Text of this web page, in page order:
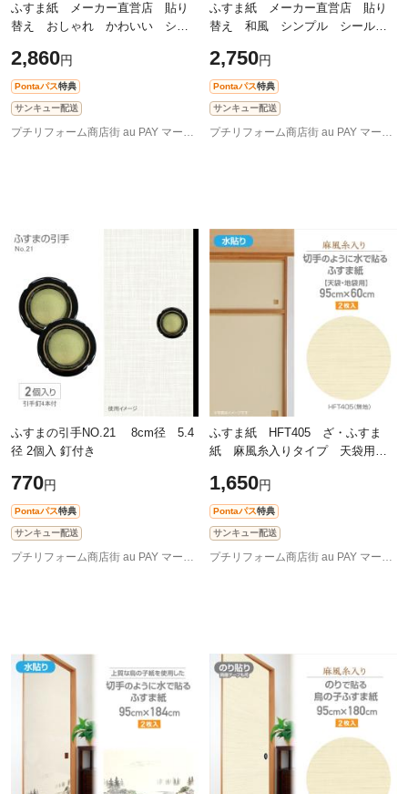
ふすま紙 メーカー直営店 貼り
替え おしゃれ かわいい シー
ル シールタイプのふすま紙
92cm×2m（
2,860円
Pontaパス特典
サンキュー配送
プチリフォーム商店街 au PAY マーケット店
ふすま紙 メーカー直営店 貼り
替え 和風 シンプル シール
94cm×200cm やわらかな淡霞
HFK07
2,750円
Pontaパス特典
サンキュー配送
プチリフォーム商店街 au PAY マーケット店
ふすまの引手NO.21 8cm径 5.4
径 2個入 釘付き
770円
Pontaパス特典
サンキュー配送
プチリフォーム商店街 au PAY マーケット店
ふすま紙 HFT405 ざ・ふすま
紙 麻風糸入りタイプ 天袋用
1,650円
Pontaパス特典
サンキュー配送
プチリフォーム商店街 au PAY マーケット店